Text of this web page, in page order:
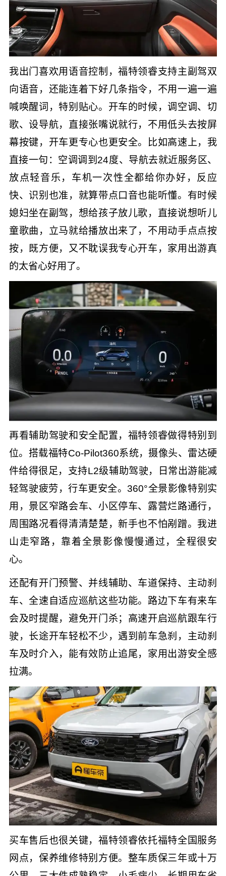
我出门喜欢用语音控制，福特领睿支持主副驾双
向语音，还能连着下好几条指令，不用一遍一遍
喊唤醒词，特别贴心。开车的时候，调空调、切
歌、设导航，直接张嘴说就行，不用低头去按屏
幕按键，开车更专心也更安全。比如高速上，我
直接一句：空调调到24度、导航去就近服务区、
放点轻音乐，车机一次性全都给你办好，反应
快、识别也准，就算带点口音也能听懂。有时候
媳妇坐在副驾，想给孩子放儿歌，直接说想听儿
童歌曲，立马就给播放出来了，不用动手点点按
按，既方便，又不耽误我专心开车，家用出游真
的太省心好用了。
再看辅助驾驶和安全配置，福特领睿做得特别到
位。搭载福特Co-Pilot360系统，摄像头、雷达硬
件给得很足，支持L2级辅助驾驶，日常出游能减
轻驾驶疲劳，行车更安全。360°全景影像特别实
用，景区窄路会车、小区停车、露营烂路通行，
周围路况看得清清楚楚，新手也不怕剐蹭。我进
山走窄路，靠着全景影像慢慢通过，全程很安
心。
还配有开门预警、并线辅助、车道保持、主动刹
车、全速自适应巡航这些功能。路边下车有来车
会及时提醒，避免开门杀；高速开启巡航跟车行
驶，长途开车轻松不少，遇到前车急刹，主动刹
车及时介入，能有效防止追尾，家用出游安全感
拉满。
买车售后也很关键，福特领睿依托福特全国服务
网点，保养维修特别方便。整车质保三年或十万